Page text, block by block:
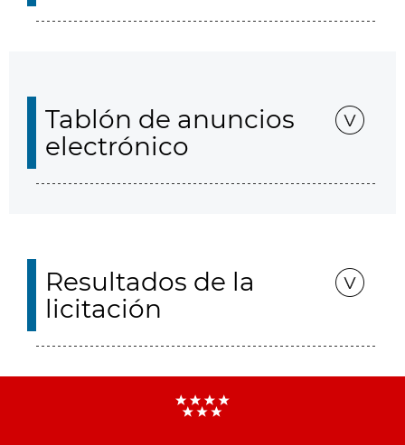
Tablón de anuncios
electrónico
Resultados de la
licitación